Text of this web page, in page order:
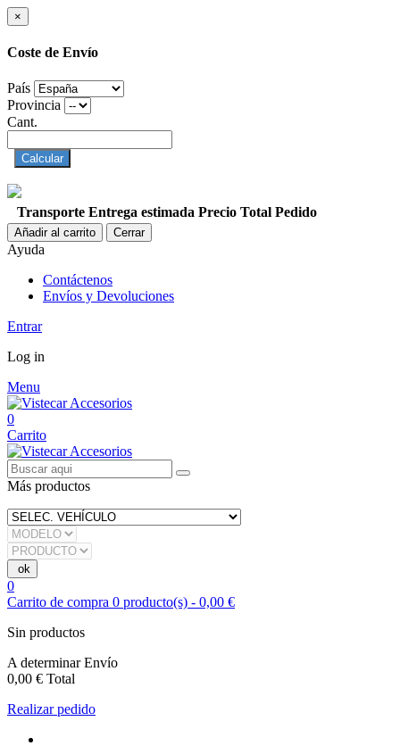
×
Coste de Envío
País
Provincia
Cant.
Calcular
Transporte Entrega estimada Precio Total Pedido
Añadir al carrito Cerrar
Ayuda
Contáctenos
Envíos y Devoluciones
Entrar
Log in
Menu
0
Carrito
Más productos
0
Carrito de compra 0 producto(s) - 0,00 €
Sin productos
A determinarEnvío
0,00 € Total
Realizar pedido